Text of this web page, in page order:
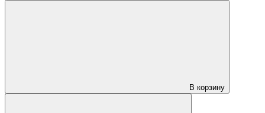
В корзину